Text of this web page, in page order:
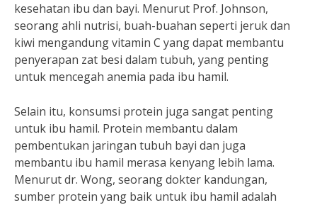
kesehatan ibu dan bayi. Menurut Prof. Johnson,
seorang ahli nutrisi, buah-buahan seperti jeruk dan
kiwi mengandung vitamin C yang dapat membantu
penyerapan zat besi dalam tubuh, yang penting
untuk mencegah anemia pada ibu hamil.
Selain itu, konsumsi protein juga sangat penting
untuk ibu hamil. Protein membantu dalam
pembentukan jaringan tubuh bayi dan juga
membantu ibu hamil merasa kenyang lebih lama.
Menurut dr. Wong, seorang dokter kandungan,
sumber protein yang baik untuk ibu hamil adalah